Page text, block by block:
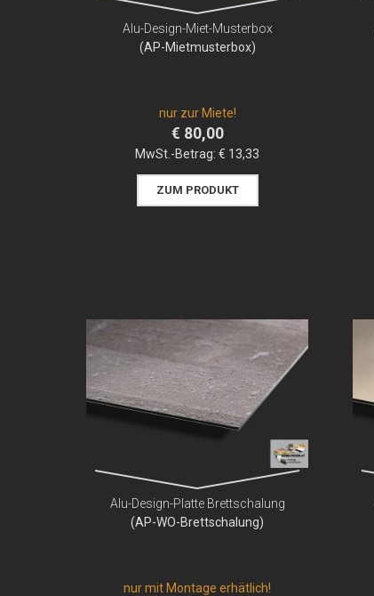
Alu-Design-Miet-Musterbox
(AP-Mietmusterbox)
nur zur Miete!
€ 80,00
MwSt.-Betrag: € 13,33
ZUM PRODUKT
Alu-Design-Platte Brettschalung
(AP-WO-Brettschalung)
nur mit Montage erhätlich!